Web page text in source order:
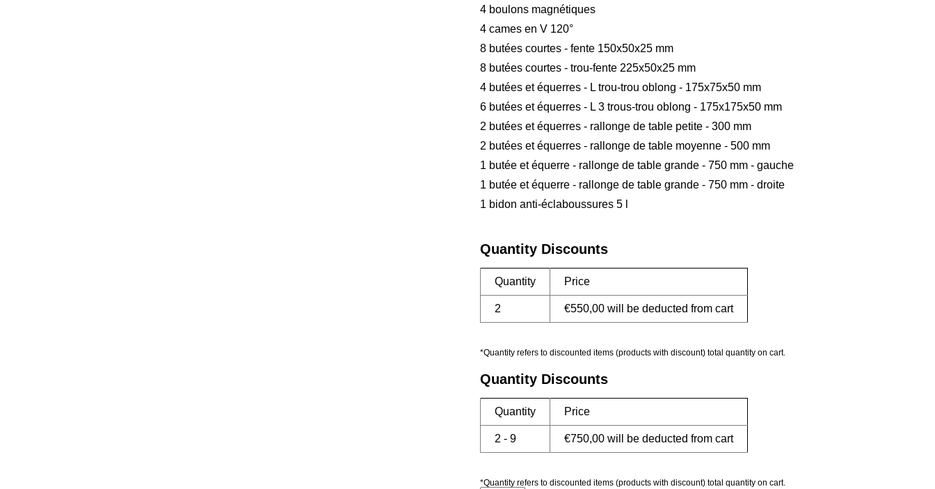
4 boulons magnétiques
4 cames en V 120°
8 butées courtes - fente 150x50x25 mm
8 butées courtes - trou-fente 225x50x25 mm
4 butées et équerres - L trou-trou oblong - 175x75x50 mm
6 butées et équerres - L 3 trous-trou oblong - 175x175x50 mm
2 butées et équerres - rallonge de table petite - 300 mm
2 butées et équerres - rallonge de table moyenne - 500 mm
1 butée et équerre - rallonge de table grande - 750 mm - gauche
1 butée et équerre - rallonge de table grande - 750 mm - droite
1 bidon anti-éclaboussures 5 l
Quantity Discounts
Quantity Price
2 €550,00 will be deducted from cart
*Quantity refers to discounted items (products with discount) total quantity on cart.
Quantity Discounts
Quantity Price
2 - 9 €750,00 will be deducted from cart
*Quantity refers to discounted items (products with discount) total quantity on cart.